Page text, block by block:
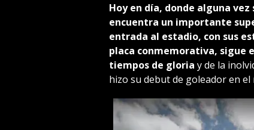
Hoy en día, donde alguna
encuentra un importante
entrada al estadio, con sus
placa conmemorativa, sigue
tiempos de gloria y de la
hizo su debut de goleador en